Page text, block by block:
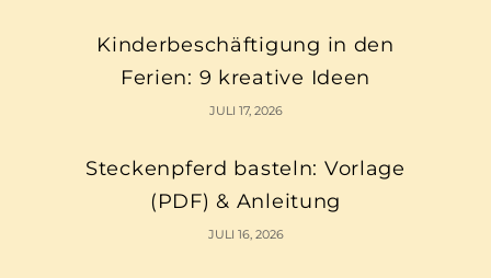
Kinderbeschäftigung in den
Ferien: 9 kreative Ideen
JULI 17, 2026
Steckenpferd basteln: Vorlage
(PDF) & Anleitung
JULI 16, 2026